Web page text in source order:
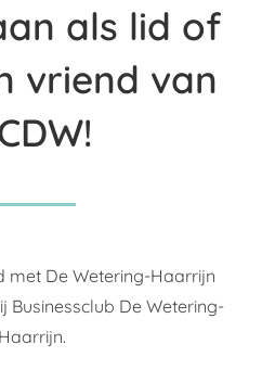
als lid of
vriend van
met De Wetering-Haarrijn
Businessclub De Wetering-
Haarrijn.